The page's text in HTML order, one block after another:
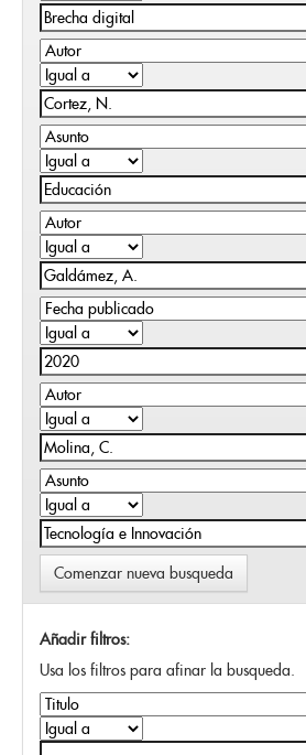
Comenzar nueva busqueda
Añadir filtros:
Usa los filtros para afinar la busqueda.